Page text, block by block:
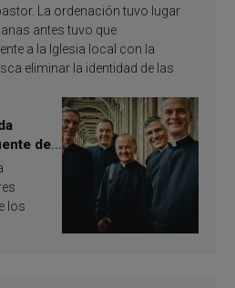
La ordenación tuvo lugar
antes tuvo que
a la Iglesia local con la
eliminar la identidad de las
de
los